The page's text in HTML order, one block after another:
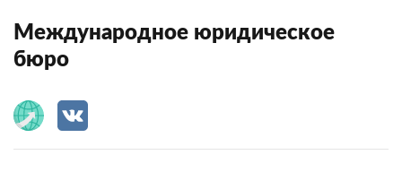
Международное юридическое
бюро